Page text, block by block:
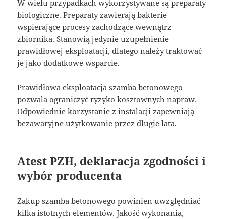
W wielu przypadkach wykorzystywane są preparaty
biologiczne. Preparaty zawierają bakterie
wspierające procesy zachodzące wewnątrz
zbiornika. Stanowią jedynie uzupełnienie
prawidłowej eksploatacji, dlatego należy traktować
je jako dodatkowe wsparcie.
Prawidłowa eksploatacja szamba betonowego
pozwala ograniczyć ryzyko kosztownych napraw.
Odpowiednie korzystanie z instalacji zapewniają
bezawaryjne użytkowanie przez długie lata.
Atest PZH, deklaracja zgodności i
wybór producenta
Zakup szamba betonowego powinien uwzględniać
kilka istotnych elementów. Jakość wykonania,